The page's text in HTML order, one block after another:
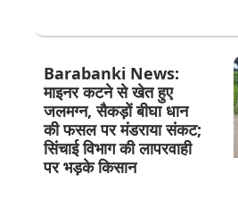
Barabanki News:
माइनर कटने से खेत हुए
जलमग्न, सैकड़ों बीघा धान
की फसल पर मंडराया संकट;
सिंचाई विभाग की लापरवाही
पर भड़के किसान